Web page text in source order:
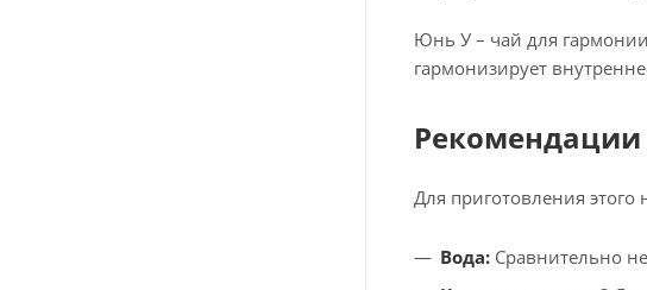
Юнь У – чай для гармонии
гармонизирует
Для приготовления этого
Вода: Сравнительно